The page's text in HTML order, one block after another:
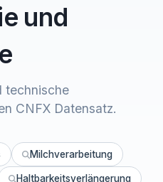
und
technische
CNFX Datensatz.
Milchverarbeitung
Haltbarkeitsverlängerung